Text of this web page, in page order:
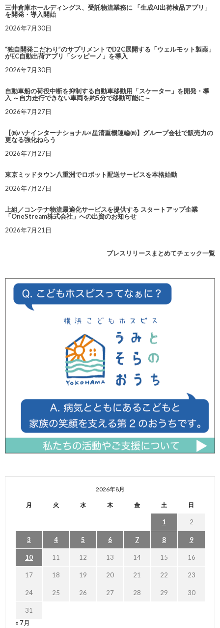
三井倉庫ホールディングス、受託物流業務に 「生成AI出荷検品アプリ」
を開発・導入開始
2026年7月30日
“独自開発こだわり”のサプリメントでD2C展開する「ウェルモット製薬」
がEC自動出荷アプリ「シッピーノ」を導入
2026年7月30日
自動車船の荷役中断を抑制する自動車移動用「スケーター」を開発・導
入 ～自力走行できない車両を約5分で移動可能に～
2026年7月27日
【㈱ハナインターナショナル×星清重機運輸㈱】グループ会社で販売力の
更なる強化ねらう
2026年7月27日
東京ミッドタウン八重洲でロボット配送サービスを本格始動
2026年7月27日
上組／コンテナ物流最適化サービスを提供する スタートアップ企業
「OneStream株式会社」への出資のお知らせ
2026年7月21日
プレスリリースまとめてチェック一覧
2026年8月
月 火 水 木 金 土 日
1 2
3 4 5 6 7 8 9
10 11 12 13 14 15 16
17 18 19 20 21 22 23
24 25 26 27 28 29 30
31
« 7月